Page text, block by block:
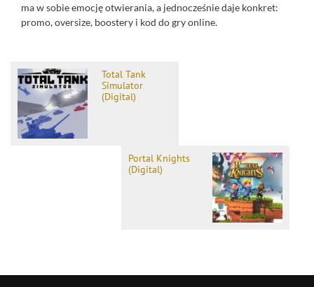
ma w sobie emocję otwierania, a jednocześnie daje konkret:
promo, oversize, boostery i kod do gry online.
Total Tank
Simulator
(Digital)
Portal Knights
(Digital)